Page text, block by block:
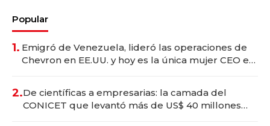
Popular
1. Emigró de Venezuela, lideró las operaciones de
Chevron en EE.UU. y hoy es la única mujer CEO en
2.De científicas a empresarias: la camada del
CONICET que levantó más de US$ 40 millones